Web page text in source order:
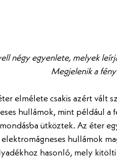
négy egyenlete, melyek
Megjelenik a
elmélete csakis azért vált
hullámok, mint például a
ütköztek. Az éter
hullámok
hasonló, mely